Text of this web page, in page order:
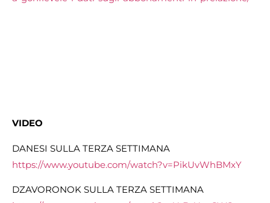
VIDEO
DANESI SULLA TERZA SETTIMANA
https://www.youtube.com/watch?v=PikUvWhBMxY
DZAVORONOK SULLA TERZA SETTIMANA